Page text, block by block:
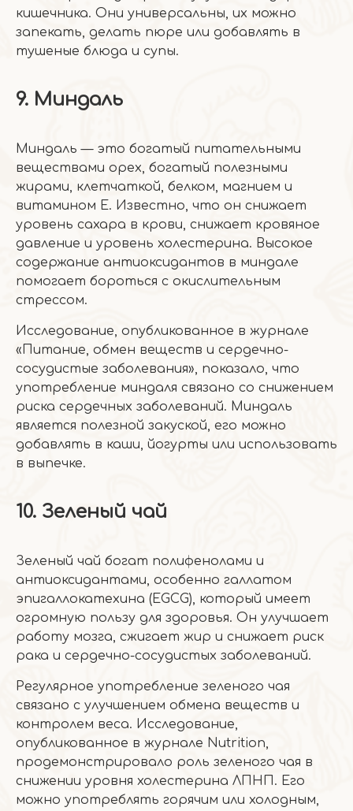
кишечника. Они универсальны, их можно
запекать, делать пюре или добавлять в
тушеные блюда и супы.
9. Миндаль
Миндаль — это богатый питательными
веществами орех, богатый полезными
жирами, клетчаткой, белком, магнием и
витамином Е. Известно, что он снижает
уровень сахара в крови, снижает кровяное
давление и уровень холестерина. Высокое
содержание антиоксидантов в миндале
помогает бороться с окислительным
стрессом.
Исследование, опубликованное в журнале
«Питание, обмен веществ и сердечно-
сосудистые заболевания», показало, что
употребление миндаля связано со снижением
риска сердечных заболеваний. Миндаль
является полезной закуской, его можно
добавлять в каши, йогурты или использовать
в выпечке.
10. Зеленый чай
Зеленый чай богат полифенолами и
антиоксидантами, особенно галлатом
эпигаллокатехина (EGCG), который имеет
огромную пользу для здоровья. Он улучшает
работу мозга, сжигает жир и снижает риск
рака и сердечно-сосудистых заболеваний.
Регулярное употребление зеленого чая
связано с улучшением обмена веществ и
контролем веса. Исследование,
опубликованное в журнале Nutrition,
продемонстрировало роль зеленого чая в
снижении уровня холестерина ЛПНП. Его
можно употреблять горячим или холодным,